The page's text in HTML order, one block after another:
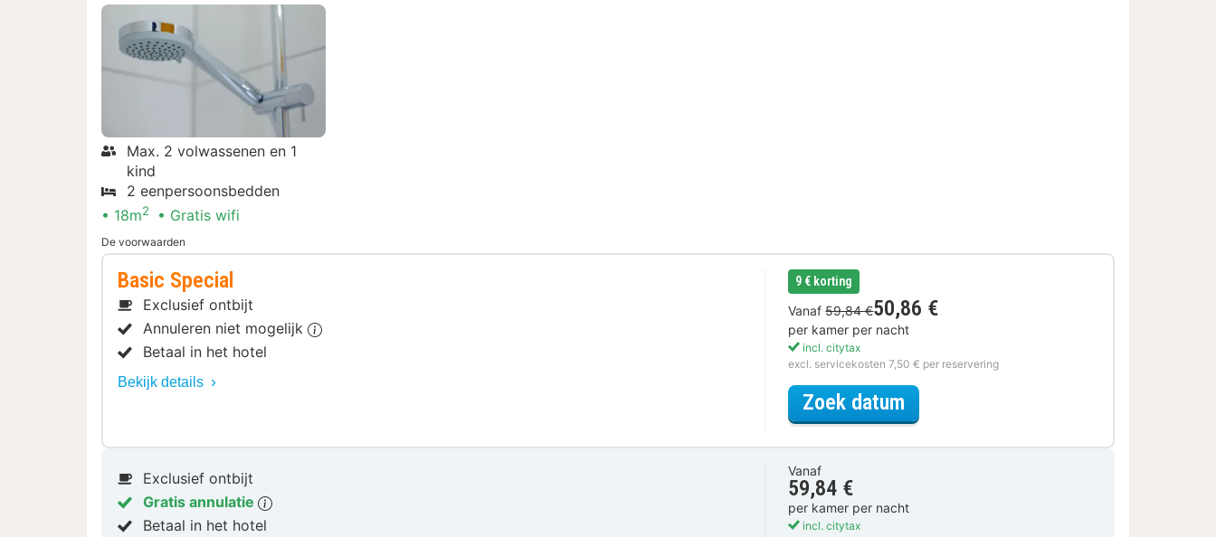
Max. 2 volwassenen en 1
kind
2 eenpersoonsbedden
18m2 Gratis wifi
De voorwaarden
Basic Special
Exclusief ontbijt
Annuleren niet mogelijk
Betaal in het hotel
Bekijk details
9 € korting
Vanaf 59,84 €50,86 €
per kamer per nacht
incl. citytax
excl. servicekosten 7,50 € per reservering
Zoek datum
Exclusief ontbijt
Gratis annulatie
Betaal in het hotel
Vanaf
59,84 €
per kamer per nacht
incl. citytax